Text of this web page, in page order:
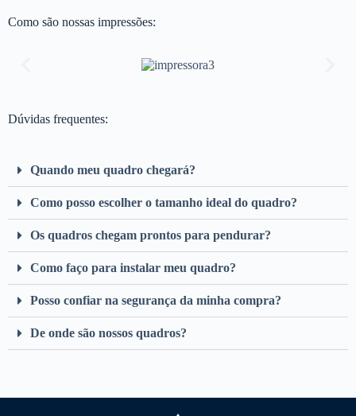
Como são nossas impressões:
Dúvidas frequentes:
Quando meu quadro chegará?
Como posso escolher o tamanho ideal do quadro?
Os quadros chegam prontos para pendurar?
Como faço para instalar meu quadro?
Posso confiar na segurança da minha compra?
De onde são nossos quadros?